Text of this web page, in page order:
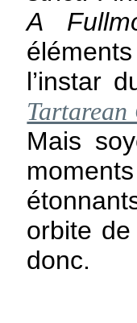
A
l’instar
Tartarean
Mais
orbite
donc.